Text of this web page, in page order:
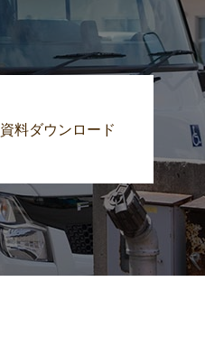
資料ダウンロード